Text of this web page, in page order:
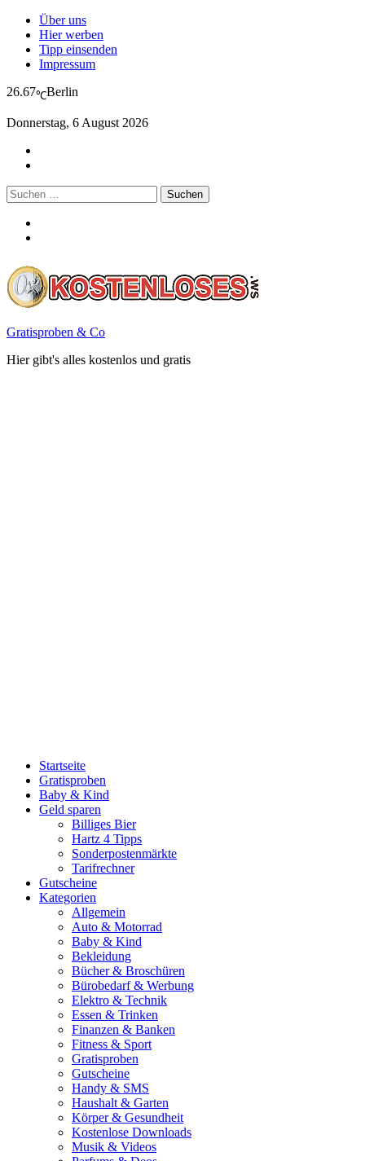
Über uns
Hier werben
Tipp einsenden
Impressum
26.67℃Berlin
Donnerstag, 6 August 2026
Suchen
nach:
Gratisproben & Co
Hier gibt's alles kostenlos und gratis
Startseite
Gratisproben
Baby & Kind
Geld sparen
Billiges Bier
Hartz 4 Tipps
Sonderpostenmärkte
Tarifrechner
Gutscheine
Kategorien
Allgemein
Auto & Motorrad
Baby & Kind
Bekleidung
Bücher & Broschüren
Bürobedarf & Werbung
Elektro & Technik
Essen & Trinken
Finanzen & Banken
Fitness & Sport
Gratisproben
Gutscheine
Handy & SMS
Haushalt & Garten
Körper & Gesundheit
Kostenlose Downloads
Musik & Videos